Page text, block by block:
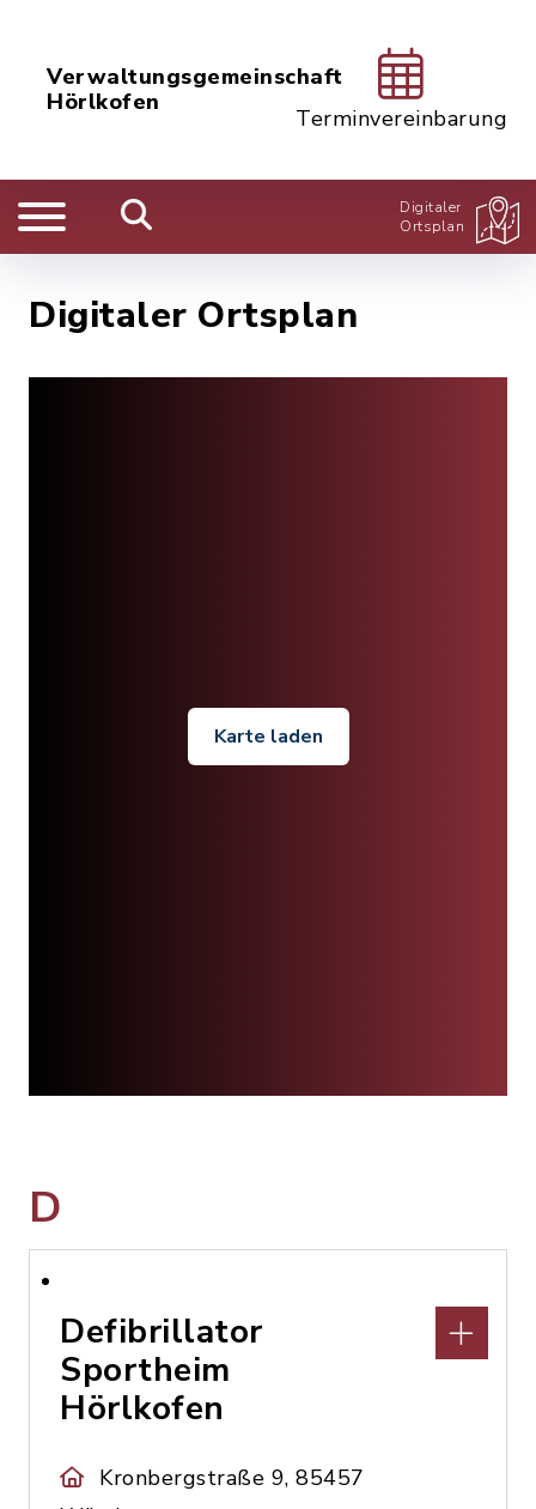
Verwaltungsgemeinschaft
Hörlkofen
Terminvereinbarung
Digitaler
Ortsplan
Digitaler Ortsplan
Karte laden
D
Defibrillator
Sportheim
Hörlkofen
Kronbergstraße 9, 85457